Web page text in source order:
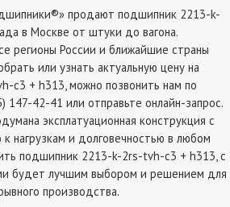
продают подшипник 2213-k-
в Москве от штуки до вагона.
регионы России и ближайшие страны
или узнать актуальную цену на
c3 + h313, можно позвонить нам по
147-42-41 или отправьте онлайн-запрос.
эксплатуационная конструкция с
нагрузкам и долговечностью в любом
подшипник 2213-k-2rs-tvh-c3 + h313, с
будет лучшим выбором и решением для
производства.